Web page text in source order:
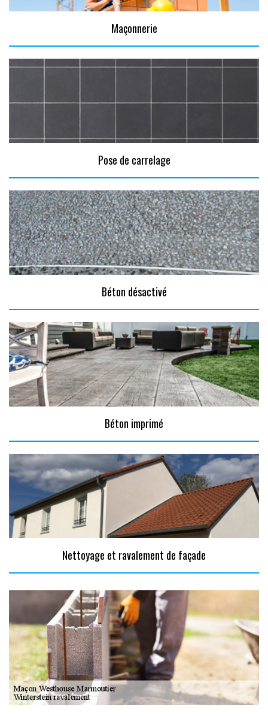
Maçonnerie
Pose de carrelage
Béton désactivé
Béton imprimé
Nettoyage et ravalement de façade